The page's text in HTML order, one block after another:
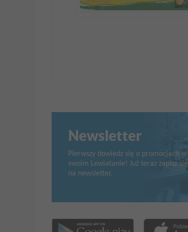
Newsletter
Pierwszy dowiedz się o promocjach w
swoim Lewiatanie! Już teraz zapisz się
na newsletter.